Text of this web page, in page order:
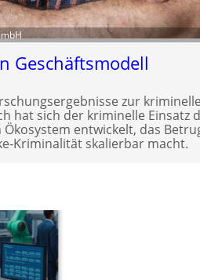
Geschäftsmodell
zur
hat sich der kriminelle Einsatz
entwickelt, das
Kriminalität skalierbar macht.